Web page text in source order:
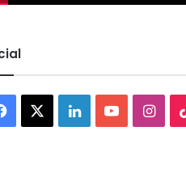
Facebook LinkedInYouTube